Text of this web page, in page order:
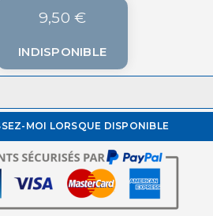
9,50 €
INDISPONIBLE
MOI LORSQUE DISPONIBLE